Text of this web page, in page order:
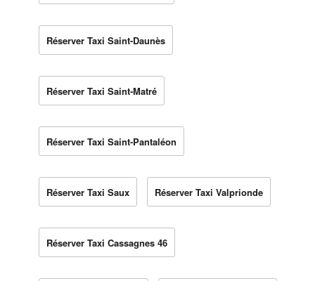
Réserver Taxi Saint-Daunès
Réserver Taxi Saint-Matré
Réserver Taxi Saint-Pantaléon
Réserver Taxi Saux Réserver Taxi Valprionde
Réserver Taxi Cassagnes 46